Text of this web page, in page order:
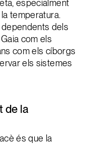
especialment
temperatura.
dels
com els
com els cíborgs
els sistemes
de la
és que la